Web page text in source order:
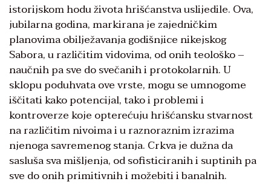
istorijskom hodu života hrišćanstva uslijedile. Ova,
jubilarna godina, markirana je zajedničkim
planovima obilježavanja godišnjice nikejskog
Sabora, u različitim vidovima, od onih teološko –
naučnih pa sve do svečanih i protokolarnih. U
sklopu poduhvata ove vrste, mogu se umnogome
iščitati kako potencijal, tako i problemi i
kontroverze koje opterećuju hrišćansku stvarnost
na različitim nivoima i u raznoraznim izrazima
njenoga savremenog stanja. Crkva je dužna da
sasluša sva mišljenja, od sofisticiranih i suptinih pa
sve do onih primitivnih i možebiti i banalnih.